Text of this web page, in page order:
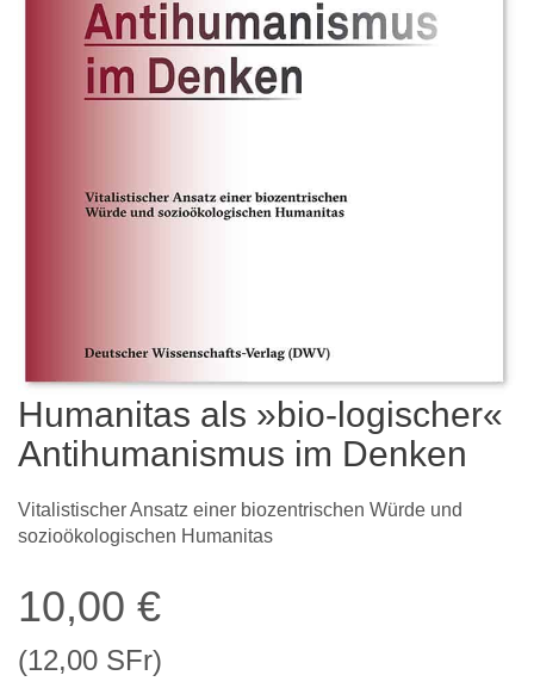
Humanitas als »bio-logischer«
Antihumanismus im Denken
Vitalistischer Ansatz einer biozentrischen Würde und
sozioökologischen Humanitas
10,00 €
(12,00 SFr)